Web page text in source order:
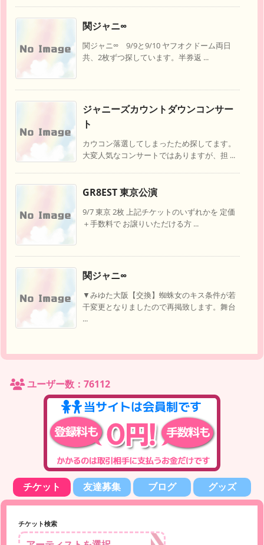
関ジャニ∞
関ジャニ∞ 9/9と9/10 ヤフオクドーム両日
共、2枚ずつ探しています。半券返 ...
ジャニーズカウントダウンコンサー
ト
カウコン落選してしまったため探してます。
大変人気なコンサートではありますが、担 ...
GR8EST 東京公演
9/7 東京 2枚 上記チケットのいずれかを 定価
＋手数料で お譲りいただける方 ...
関ジャニ∞
▼みゆた大阪【交換】蜘蛛女のキス条件が若
干変更となりましたので再掲致します。舞台
...
ユーザー数：76112
チケット 友達募集 ブログ グッズ
チケット検索